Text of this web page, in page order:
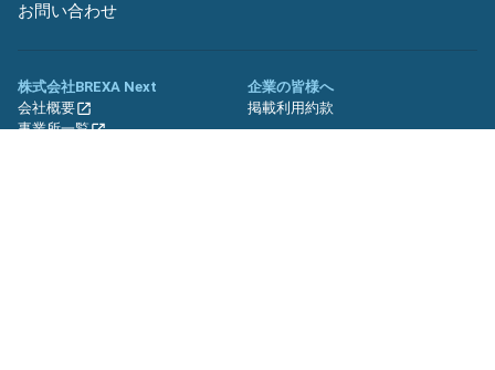
お問い合わせ
株式会社BREXA Next
会社概要
事業所一覧
企業の皆様へ
掲載利用約款